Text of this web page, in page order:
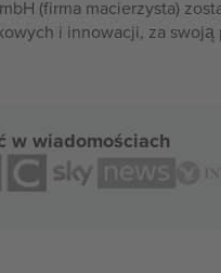
(firma macierzysta)
i innowacji, za
w wiadomościach